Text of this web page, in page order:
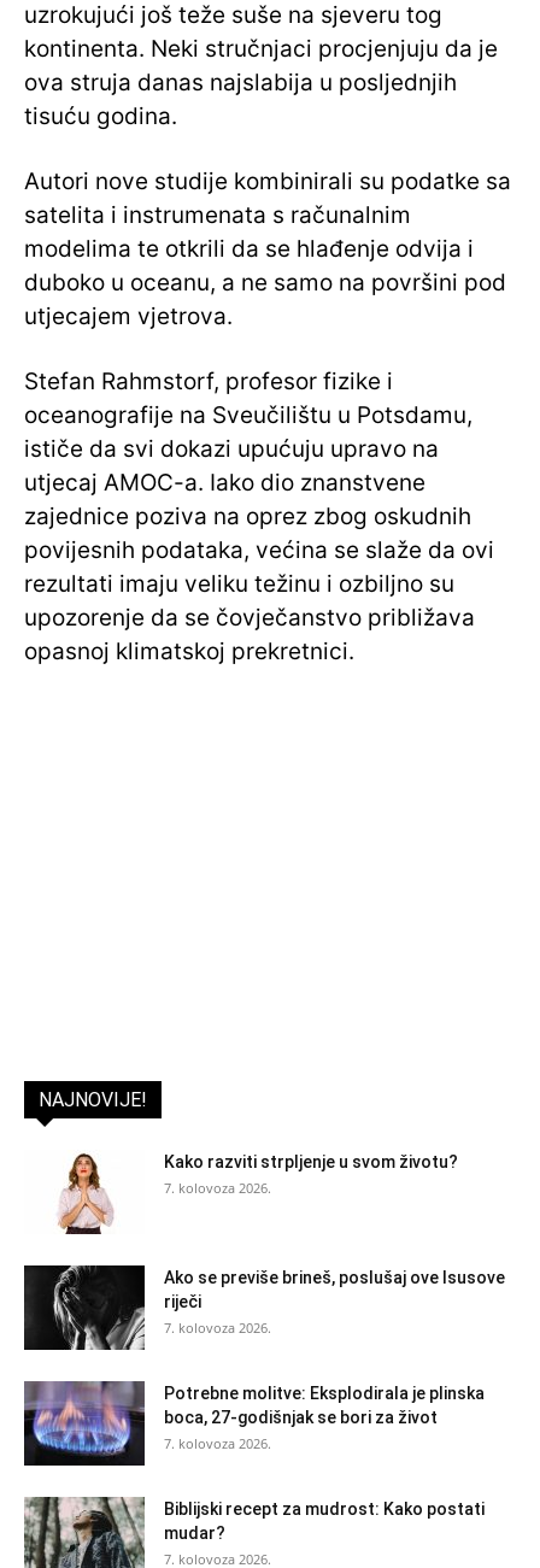
uzrokujući još teže suše na sjeveru tog
kontinenta. Neki stručnjaci procjenjuju da je
ova struja danas najslabija u posljednjih
tisuću godina.
Autori nove studije kombinirali su podatke sa
satelita i instrumenata s računalnim
modelima te otkrili da se hlađenje odvija i
duboko u oceanu, a ne samo na površini pod
utjecajem vjetrova.
Stefan Rahmstorf, profesor fizike i
oceanografije na Sveučilištu u Potsdamu,
ističe da svi dokazi upućuju upravo na
utjecaj AMOC-a. Iako dio znanstvene
zajednice poziva na oprez zbog oskudnih
povijesnih podataka, većina se slaže da ovi
rezultati imaju veliku težinu i ozbiljno su
upozorenje da se čovječanstvo približava
opasnoj klimatskoj prekretnici.
NAJNOVIJE!
Kako razviti strpljenje u svom životu?
7. kolovoza 2026.
Ako se previše brineš, poslušaj ove Isusove
riječi
7. kolovoza 2026.
Potrebne molitve: Eksplodirala je plinska
boca, 27-godišnjak se bori za život
7. kolovoza 2026.
Biblijski recept za mudrost: Kako postati
mudar?
7. kolovoza 2026.